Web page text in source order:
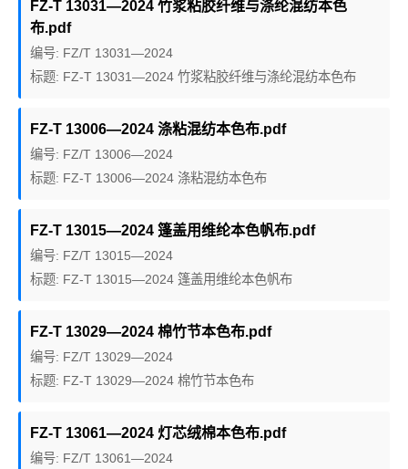
FZ-T 13031—2024 竹浆粘胶纤维与涤纶混纺本色
布.pdf
编号: FZ/T 13031—2024
标题: FZ-T 13031—2024 竹浆粘胶纤维与涤纶混纺本色布
FZ-T 13006—2024 涤粘混纺本色布.pdf
编号: FZ/T 13006—2024
标题: FZ-T 13006—2024 涤粘混纺本色布
FZ-T 13015—2024 篷盖用维纶本色帆布.pdf
编号: FZ/T 13015—2024
标题: FZ-T 13015—2024 篷盖用维纶本色帆布
FZ-T 13029—2024 棉竹节本色布.pdf
编号: FZ/T 13029—2024
标题: FZ-T 13029—2024 棉竹节本色布
FZ-T 13061—2024 灯芯绒棉本色布.pdf
编号: FZ/T 13061—2024